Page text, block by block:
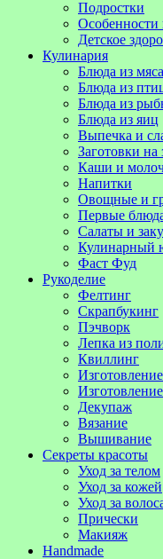
Подростки
Особенности
Детское
Кулинария
Блюда из мяса
Блюда из
Блюда из
Блюда из яиц
Выпечка и
Заготовки на
Каши и
Напитки
Овощные и
Первые
Салаты и
Кулинарный
Фаст Фуд
Рукоделие
Фелтинг
Скрапбукинг
Пэчворк
Лепка из
Квиллинг
Декупаж
Вязание
Вышивание
Секреты красоты
Уход за телом
Уход за кожей
Уход за
Прически
Макияж
Handmade